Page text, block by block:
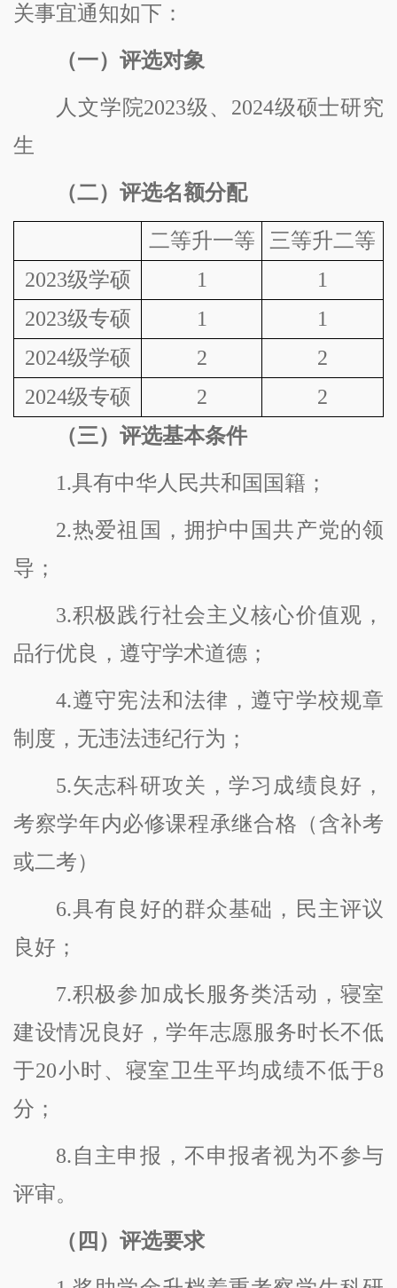
关事宜通知如下：
（一）评选对象
人文学院2023级、2024级硕士研究
生
（二）评选名额分配
二等升一等
三等升二等
2023级学硕
1
1
2023级专硕
1
1
2024级学硕
2
2
2024级专硕
2
2
（三）评选基本条件
1.具有中华人民共和国国籍；
2.热爱祖国，拥护中国共产党的领
导；
3.积极践行社会主义核心价值观，
品行优良，遵守学术道德；
4.遵守宪法和法律，遵守学校规章
制度，无违法违纪行为；
5.矢志科研攻关，学习成绩良好，
考察学年内必修课程承继合格（含补考
或二考）
6.具有良好的群众基础，民主评议
良好；
7.积极参加成长服务类活动，寝室
建设情况良好，学年志愿服务时长不低
于20小时、寝室卫生平均成绩不低于8
分；
8.自主申报，不申报者视为不参与
评审。
（ 四 ）评选要求